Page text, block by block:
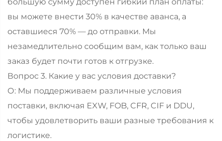
большую сумму доступен гибкий план оплаты:
вы можете внести 30% в качестве аванса, а
оставшиеся 70% — до отправки. Мы
незамедлительно сообщим вам, как только ваш
заказ будет почти готов к отгрузке.
Вопрос 3. Какие у вас условия доставки?
О: Мы поддерживаем различные условия
поставки, включая EXW, FOB, CFR, CIF и DDU,
чтобы удовлетворить ваши разные требования к
логистике.